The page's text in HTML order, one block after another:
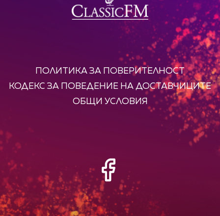
ПОЛИТИКА ЗА ПОВЕРИТЕЛНОСТ
КОДЕКС ЗА ПОВЕДЕНИЕ НА ДОСТАВЧИЦИТЕ
ОБЩИ УСЛОВИЯ